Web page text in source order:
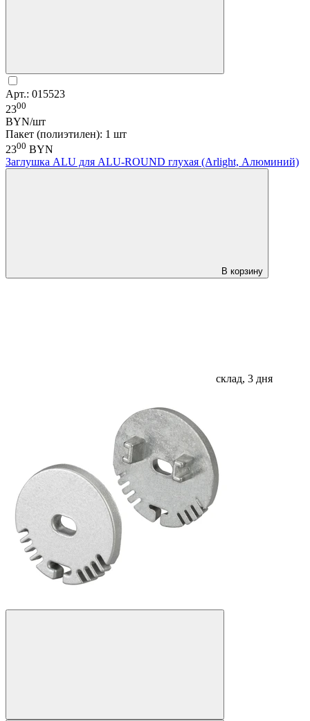
Арт.: 015523
2300
BYN/шт
Пакет (полиэтилен): 1 шт
2300 BYN
Заглушка ALU для ALU-ROUND глухая (Arlight, Алюминий)
В корзину
склад, 3 дня